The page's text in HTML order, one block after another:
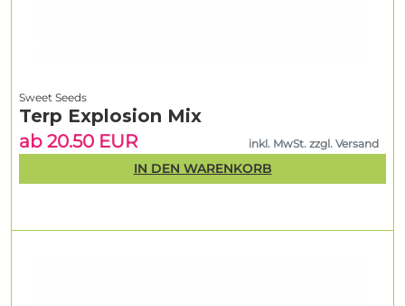
Sweet Seeds
Terp Explosion Mix
ab 20.50 EUR
inkl. MwSt. zzgl. Versand
IN DEN WARENKORB